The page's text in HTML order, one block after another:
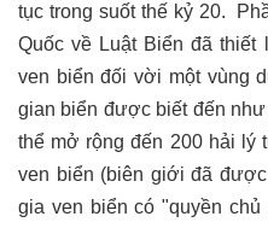
tục trong suốt thế kỷ 20.
Quốc về Luật Biển đã thiết
ven biển đối vời một vùng
gian biển được biết đến
thể mở rộng đến 200 hải
ven biển (biên giới đã
gia ven biển có "quyền